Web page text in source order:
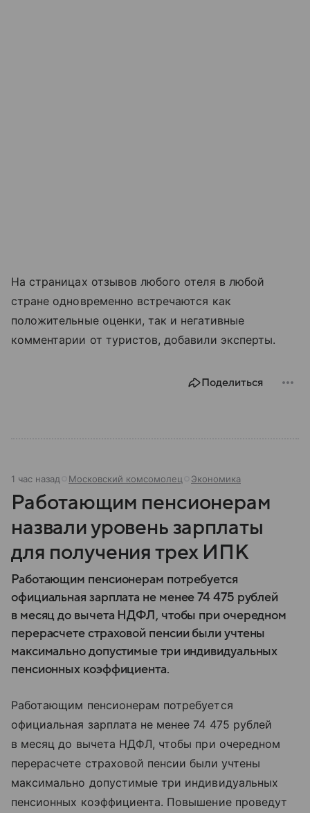
На страницах отзывов любого отеля в любой
стране одновременно встречаются как
положительные оценки, так и негативные
комментарии от туристов, добавили эксперты.
Поделиться
1 час назад Московский комсомолец Экономика
Работающим пенсионерам
назвали уровень зарплаты
для получения трех ИПК
Работающим пенсионерам потребуется
официальная зарплата не менее 74 475 рублей
в месяц до вычета НДФЛ, чтобы при очередном
перерасчете страховой пенсии были учтены
максимально допустимые три индивидуальных
пенсионных коэффициента.
Работающим пенсионерам потребуется
официальная зарплата не менее 74 475 рублей
в месяц до вычета НДФЛ, чтобы при очередном
перерасчете страховой пенсии были учтены
максимально допустимые три индивидуальных
пенсионных коэффициента. Повышение проведут